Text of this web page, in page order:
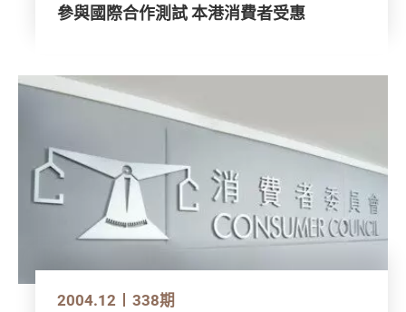
參與國際合作測試 本港消費者受惠
2004.12 338期